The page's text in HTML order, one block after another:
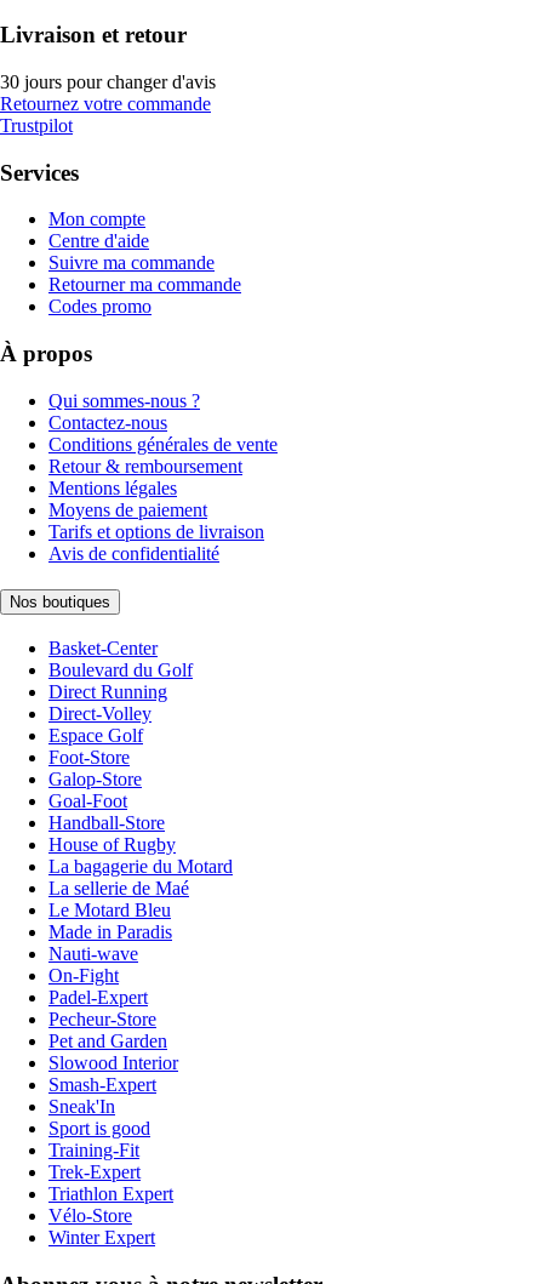
Livraison et retour
30 jours pour changer d'avis
Retournez votre commande
Trustpilot
Services
Mon compte
Centre d'aide
Suivre ma commande
Retourner ma commande
Codes promo
À propos
Qui sommes-nous ?
Contactez-nous
Conditions générales de vente
Retour & remboursement
Mentions légales
Moyens de paiement
Tarifs et options de livraison
Avis de confidentialité
Nos boutiques
Basket-Center
Boulevard du Golf
Direct Running
Direct-Volley
Espace Golf
Foot-Store
Galop-Store
Goal-Foot
Handball-Store
House of Rugby
La bagagerie du Motard
La sellerie de Maé
Le Motard Bleu
Made in Paradis
Nauti-wave
On-Fight
Padel-Expert
Pecheur-Store
Pet and Garden
Slowood Interior
Smash-Expert
Sneak'In
Sport is good
Training-Fit
Trek-Expert
Triathlon Expert
Vélo-Store
Winter Expert